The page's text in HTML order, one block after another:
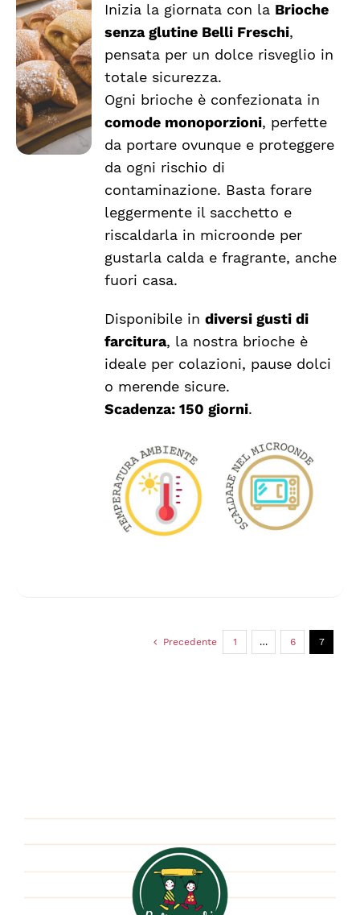
SCEGLI
QUESTO
PRODOTTO
HA
PIÙ
VARIANTI.
LE
OPZIONI
POSSONO
/
DETTAGLI
Inizia la giornata con la Brioche
senza glutine Belli Freschi,
pensata per un dolce risveglio in
totale sicurezza.
Ogni brioche è confezionata in
comode monoporzioni, perfette
da portare ovunque e proteggere
da ogni rischio di
contaminazione. Basta forare
leggermente il sacchetto e
riscaldarla in microonde per
gustarla calda e fragrante, anche
fuori casa.
Disponibile indiversi gusti di
farcitura, la nostra brioche è
ideale per colazioni, pause dolci
o merende sicure.
Scadenza: 150 giorni.
Precedente 1 … 6 7